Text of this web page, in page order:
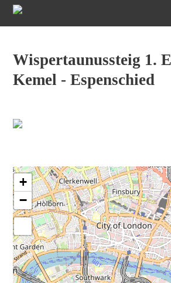
Wispertaunussteig 1.
Kemel - Espenschied
+
−